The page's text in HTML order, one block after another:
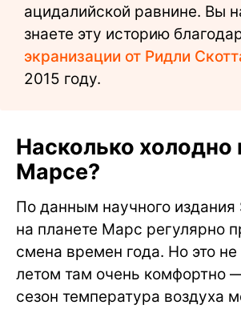
ацидалийской равнине. Вы
знаете эту историю
экранизации от Ридли
2015 году.
Насколько холодно
Марсе?
По данным научного
на планете Марс регулярно
смена времен года. Но это не
летом там очень комфортно
сезон температура воздуха